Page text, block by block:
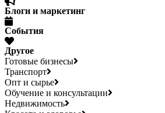
Блоги и маркетинг
События
Другое
Готовые бизнесы
Транспорт
Опт и сырье
Обучение и консультации
Недвижимость